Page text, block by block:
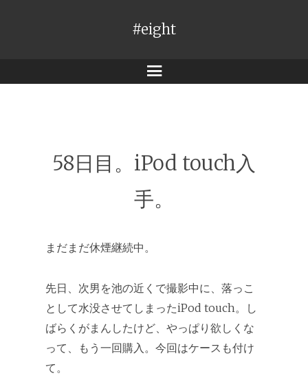
#eight
メ
58日目。iPod touch入
手。
まだまだ休煙継続中。
先日、次男を池の近くで撮影中に、落っこ
として水没させてしまったiPod touch。し
ばらくがまんしたけど、やっぱり欲しくな
って、もう一回購入。今回はケースも付け
て。